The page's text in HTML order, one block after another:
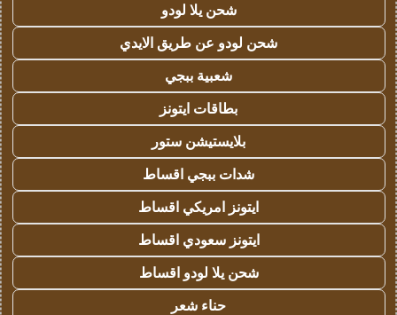
شحن يلا لودو
شحن لودو عن طريق الايدي
شعبية ببجي
بطاقات ايتونز
بلايستيشن ستور
شدات ببجي اقساط
ايتونز امريكي اقساط
ايتونز سعودي اقساط
شحن يلا لودو اقساط
حناء شعر